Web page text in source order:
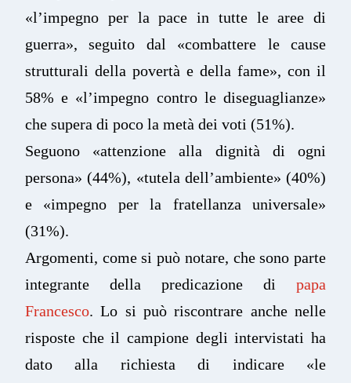
«l’impegno per la pace in tutte le aree di
guerra», seguito dal «combattere le cause
strutturali della povertà e della fame», con il
58% e «l’impegno contro le diseguaglianze»
che supera di poco la metà dei voti (51%).
Seguono «attenzione alla dignità di ogni
persona» (44%), «tutela dell’ambiente» (40%)
e «impegno per la fratellanza universale»
(31%).
Argomenti, come si può notare, che sono parte
integrante della predicazione di papa
Francesco. Lo si può riscontrare anche nelle
risposte che il campione degli intervistati ha
dato alla richiesta di indicare «le